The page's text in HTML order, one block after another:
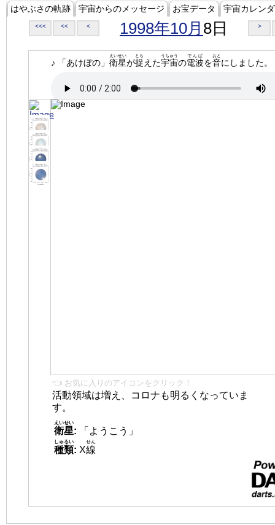
はやぶさの軌跡 宇宙からのメッセージ お宝データ 宇宙カレン
<<< << < 1998年10月 8日 >
♪ 「あけぼの」 衛星
えいせい
が捉
とら
えた宇宙
うちゅう
の電波
でんぱ
を音
おと
にしました。
👈 お気に入りのアイコンをクリック！
活動領域は増え、コロナも明るくなっていま
す。
衛星
えいせい
:
「ようこう」
種類
しゅるい
: X線
せん